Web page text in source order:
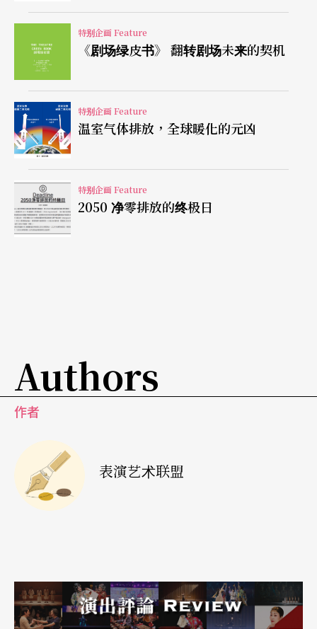
5. 永续展演
展演对地球具有影响，不仅使用能源和材料，需要
运输，并会产生废物并使用有害化学物质。《剧场
绿皮书》说明了如何减少这种影响，向参与制作链
的每个人提供各工作岗位的做法、如何改变以更永
续的方式制作节目。它介绍了剧场工作者现在可以
采取的行动，以及随著专业知识的增长和绿色基础
设施的发展将迅速采取的行动。
资源消耗。
6. 作出改变的因素
剧场并不是唯一面临变化的人。地球上的每一个人
都受到气候紧急情况的影响，我们所做的一切都将
因此而改变——包括艺术创作。我们所做的改变对于
* 更多协作和开放的工作方式可以消除等级制度，
并在为制作节目做出贡献的众多人才之间培养尊
特别企画 Feature
《剧场绿皮书》 翻转剧场未来的契机
特别企画 Feature
温室气体排放，全球暖化的元凶
特别企画 Feature
2050 净零排放的终极日
Authors
作者
表演艺术联盟